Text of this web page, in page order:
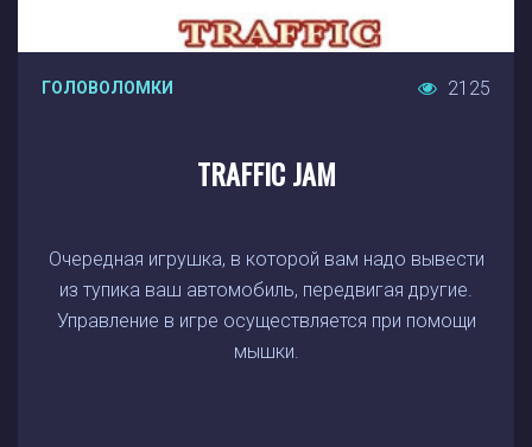
ГОЛОВОЛОМКИ 2125
TRAFFIC JAM
Очередная игрушка, в которой вам надо вывести
из тупика ваш автомобиль, передвигая другие.
Управление в игре осуществляется при помощи
мышки.